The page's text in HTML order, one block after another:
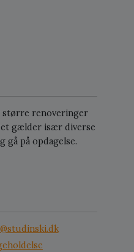
større renoveringer
gælder især diverse
gå på opdagelse.